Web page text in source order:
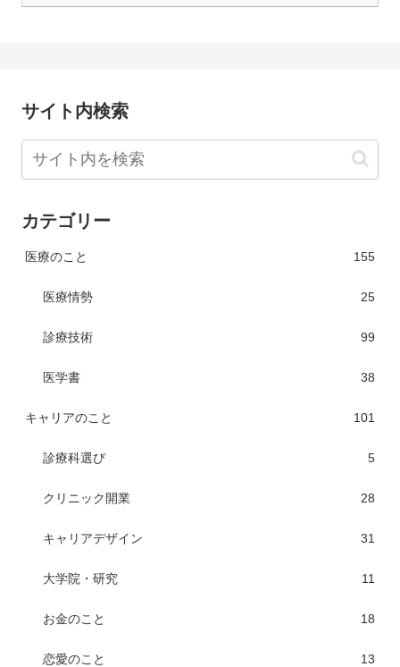
サイト内検索
カテゴリー
医療のこと 155
医療情勢 25
診療技術 99
医学書 38
キャリアのこと 101
診療科選び 5
クリニック開業 28
キャリアデザイン 31
大学院・研究 11
お金のこと 18
恋愛のこと 13